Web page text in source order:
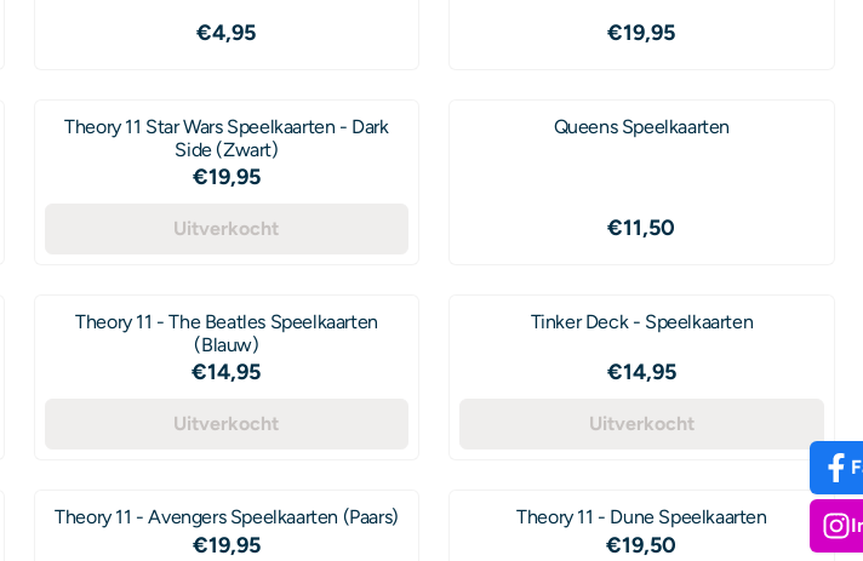
Prijs: 4,95
€4,95 Prijs: 19,95
€19,95
Theory 11 Star Wars Speelkaarten - Dark
Side (Zwart)
Prijs: 19,95
€19,95
Uitverkocht
Queens Speelkaarten
Prijs: 11,50
€11,50
Theory 11 - The Beatles Speelkaarten
(Blauw)
Prijs: 14,95
€14,95
Uitverkocht
Tinker Deck - Speelkaarten
Prijs: 14,95
€14,95
Uitverkocht
Theory 11 - Avengers Speelkaarten (Paars)
Prijs: 19,95
€19,95
Theory 11 - Dune Speelkaarten
Prijs: 19,50
€19,50